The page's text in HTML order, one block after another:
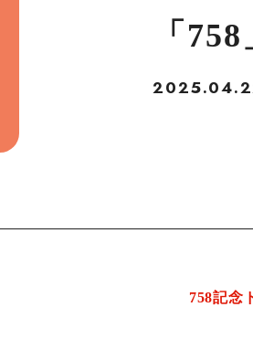
「
758記念